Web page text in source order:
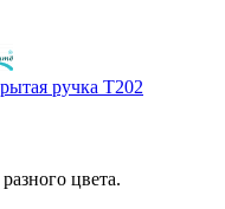
ручка Т202
цвета.